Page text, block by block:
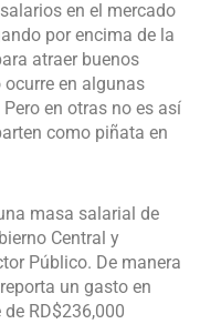
en el mercado
por encima de la
atraer buenos
en algunas
en otras no es así
como piñata en
masa salarial de
Central y
Público. De manera
un gasto en
RD$236,000